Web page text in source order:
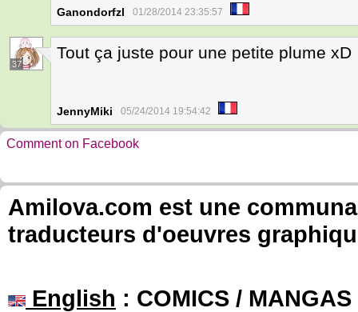
Ganondorfzl 01/28/2014 23:35:57
37
Tout ça juste pour une petite plume xD
JennyMiki 05/24/2014 19:54:42
Comment on Facebook
Amilova.com est une
traducteurs d'oeuvres
English : COMICS /